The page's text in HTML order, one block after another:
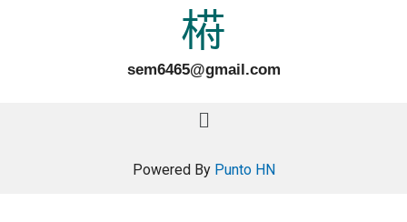
sem6465@gmail.com
Powered By Punto HN